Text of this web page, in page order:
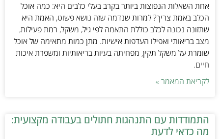
אחת השאלות הנפוצות ביותר בקרב בעלי כלבים היא: כמה אוכל
הכלב באמת צריך? למרות שנדמה שזה נושא פשוט, האמת היא
שתזונה נכונה לכלב כוללת התאמה לפי גיל, משקל, רמת פעילות,
מצב בריאותי ואפילו העדפות אישיות. מתן כמות מתאימה של אוכל
שומרת על משקל תקין, מפחיתה בעיות בריאותיות ומשפרת איכות
חיים.
לקריאת המאמר »
התמודדות עם התנהגות חתולים בעבודה מקצועית:
מה כדאי לדעת